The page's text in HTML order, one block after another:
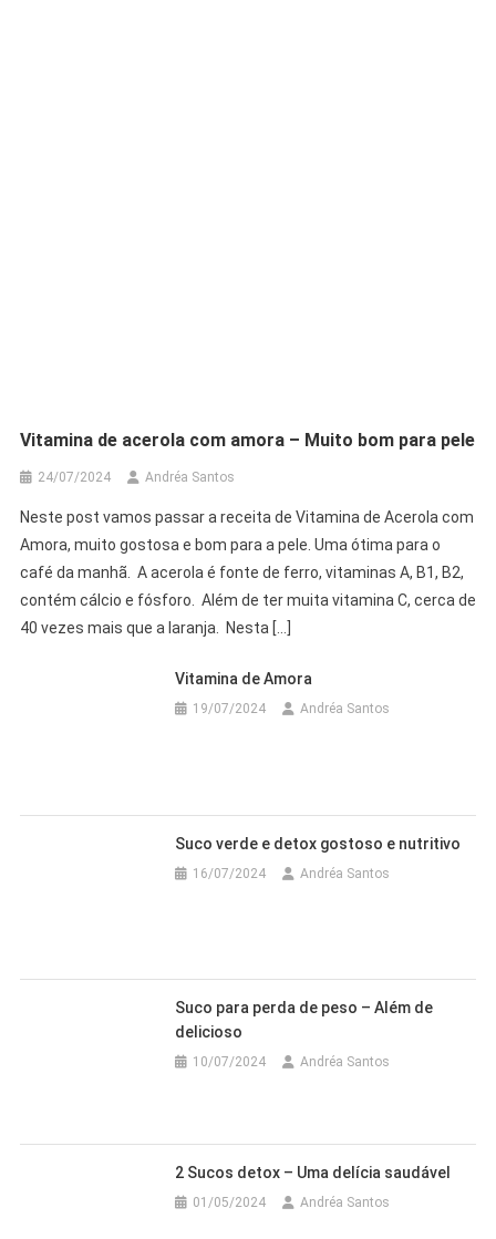
Vitamina de acerola com amora – Muito bom para pele
24/07/2024 Andréa Santos
Neste post vamos passar a receita de Vitamina de Acerola com
Amora, muito gostosa e bom para a pele. Uma ótima para o
café da manhã. A acerola é fonte de ferro, vitaminas A, B1, B2,
contém cálcio e fósforo. Além de ter muita vitamina C, cerca de
40 vezes mais que a laranja. Nesta […]
Vitamina de Amora
19/07/2024 Andréa Santos
Suco verde e detox gostoso e nutritivo
16/07/2024 Andréa Santos
Suco para perda de peso – Além de
delicioso
10/07/2024 Andréa Santos
2 Sucos detox – Uma delícia saudável
01/05/2024 Andréa Santos